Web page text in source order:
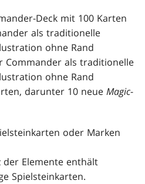
Deck mit 100 Karten
als traditionelle
ohne Rand
Commander als traditionelle
ohne Rand
darunter 10 neueMagic-
oder Marken
der Elemente enthält
Spielsteinkarten.